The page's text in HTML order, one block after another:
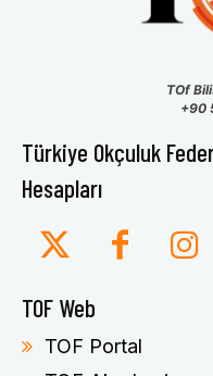
TOf
+90
Türkiye Okçuluk
Hesapları
TOF Web
TOF Portal